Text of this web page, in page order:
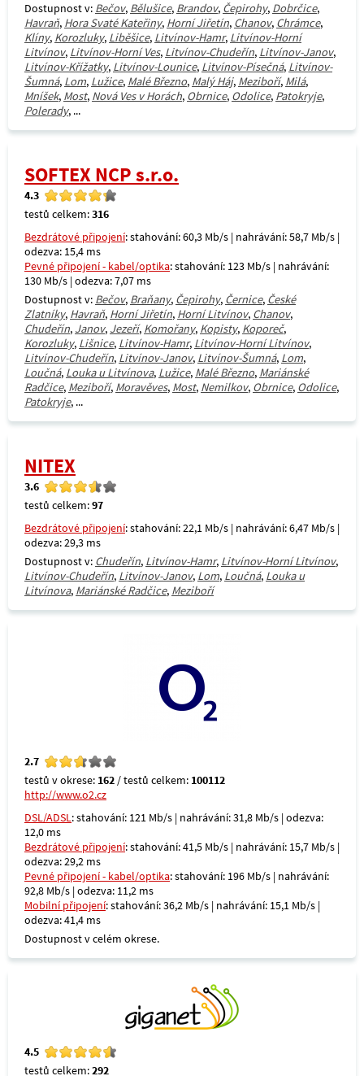
Dostupnost v: Bečov, Bělušice, Brandov, Čepirohy, Dobrčice,
Havraň, Hora Svaté Kateřiny, Horní Jiřetín, Chanov, Chrámce,
Klíny, Korozluky, Liběšice, Litvínov-Hamr, Litvínov-Horní
Litvínov, Litvínov-Horní Ves, Litvínov-Chudeřín, Litvínov-Janov,
Litvínov-Křížatky, Litvínov-Lounice, Litvínov-Písečná, Litvínov-
Šumná, Lom, Lužice, Malé Březno, Malý Háj, Meziboří, Milá,
Mníšek, Most, Nová Ves v Horách, Obrnice, Odolice, Patokryje,
Polerady, ...
SOFTEX NCP s.r.o.
4.3
testů celkem:316
Bezdrátové připojení: stahování: 60,3 Mb/s | nahrávání: 58,7 Mb/s |
odezva: 15,4 ms
Pevné připojení - kabel/optika: stahování: 123 Mb/s | nahrávání:
130 Mb/s | odezva: 7,07 ms
Dostupnost v: Bečov, Braňany, Čepirohy, Černice, České
Zlatníky, Havraň, Horní Jiřetín, Horní Litvínov, Chanov,
Chudeřín, Janov, Jezeří, Komořany, Kopisty, Koporeč,
Korozluky, Lišnice, Litvínov-Hamr, Litvínov-Horní Litvínov,
Litvínov-Chudeřín, Litvínov-Janov, Litvínov-Šumná, Lom,
Loučná, Louka u Litvínova, Lužice, Malé Březno, Mariánské
Radčice, Meziboří, Moravěves, Most, Nemilkov, Obrnice, Odolice,
Patokryje, ...
NITEX
3.6
testů celkem:97
Bezdrátové připojení: stahování: 22,1 Mb/s | nahrávání: 6,47 Mb/s |
odezva: 29,3 ms
Dostupnost v: Chudeřín, Litvínov-Hamr, Litvínov-Horní Litvínov,
Litvínov-Chudeřín, Litvínov-Janov, Lom, Loučná, Louka u
Litvínova, Mariánské Radčice, Meziboří
2.7
testů v okrese: 162 / testů celkem: 100112
http://www.o2.cz
DSL/ADSL: stahování: 121 Mb/s | nahrávání: 31,8 Mb/s | odezva:
12,0 ms
Bezdrátové připojení: stahování: 41,5 Mb/s | nahrávání: 15,7 Mb/s |
odezva: 29,2 ms
Pevné připojení - kabel/optika: stahování: 196 Mb/s | nahrávání:
92,8 Mb/s | odezva: 11,2 ms
Mobilní připojení: stahování: 36,2 Mb/s | nahrávání: 15,1 Mb/s |
odezva: 41,4 ms
Dostupnost v celém okrese.
4.5
testů celkem:292